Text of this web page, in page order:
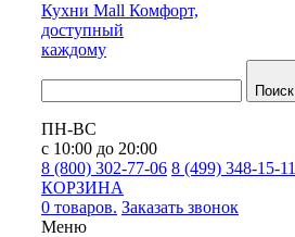
Кухни Mall Комфорт,
доступный
каждому
Поиск
ПН-ВС
с 10:00 до 20:00
8 (800) 302-77-06 8 (499) 348-15-11
КОРЗИНА
0 товаров. Заказать звонок
Меню